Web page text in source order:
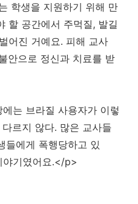
학생을 지원하기 위해 만
할 공간에서 주먹질, 발길
어진 거예요. 피해 교사
안으로 정신과 치료를 받
는 브라질 사용자가 이렇
르지 않다. 많은 교사들
들에게 폭행당하고 있
야기였어요.</p>